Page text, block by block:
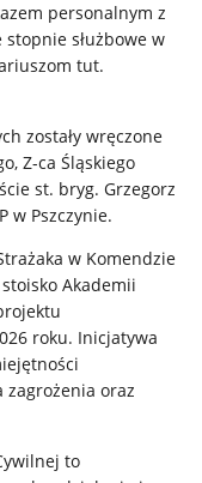
personalnym z
służbowe w
tut.
zostały wręczone
Z-ca Śląskiego
st. bryg. Grzegorz
w Pszczynie.
w Komendzie
Akademii
roku. Inicjatywa
zagrożenia oraz
to